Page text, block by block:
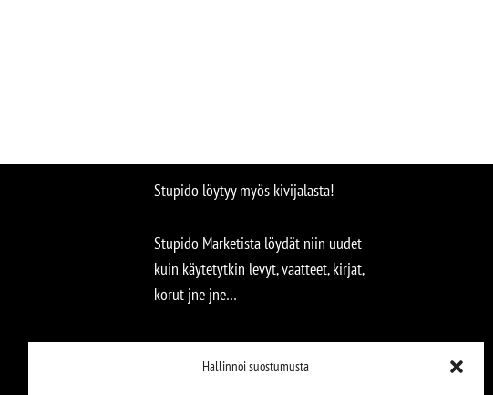
Hallinnoi suostumusta
Stupido löytyy myös kivijalasta!
Stupido Marketista löydät niin uudet
kuin käytetytkin levyt, vaatteet, kirjat,
korut jne jne…